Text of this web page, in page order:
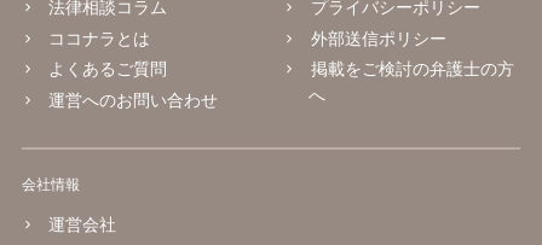
法律相談コラム
ココナラとは
よくあるご質問
運営へのお問い合わせ
プライバシーポリシー
外部送信ポリシー
掲載をご検討の弁護士の方
へ
会社情報
運営会社